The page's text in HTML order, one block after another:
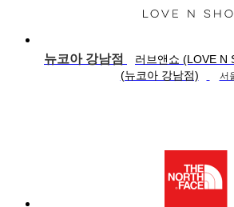
뉴코아 강남점
러브앤쇼 (LOVE N
(뉴코아 강남점)
서